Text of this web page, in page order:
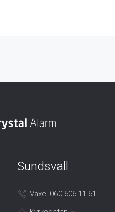
Sundsvall
Växel 060 606 11 61